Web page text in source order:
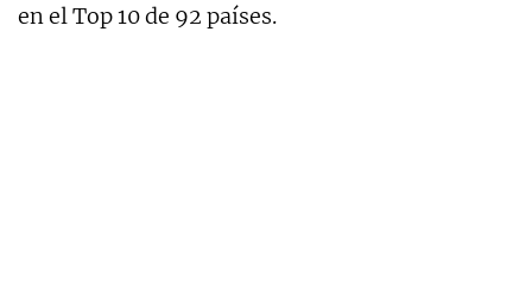
en el Top 10 de 92 países.